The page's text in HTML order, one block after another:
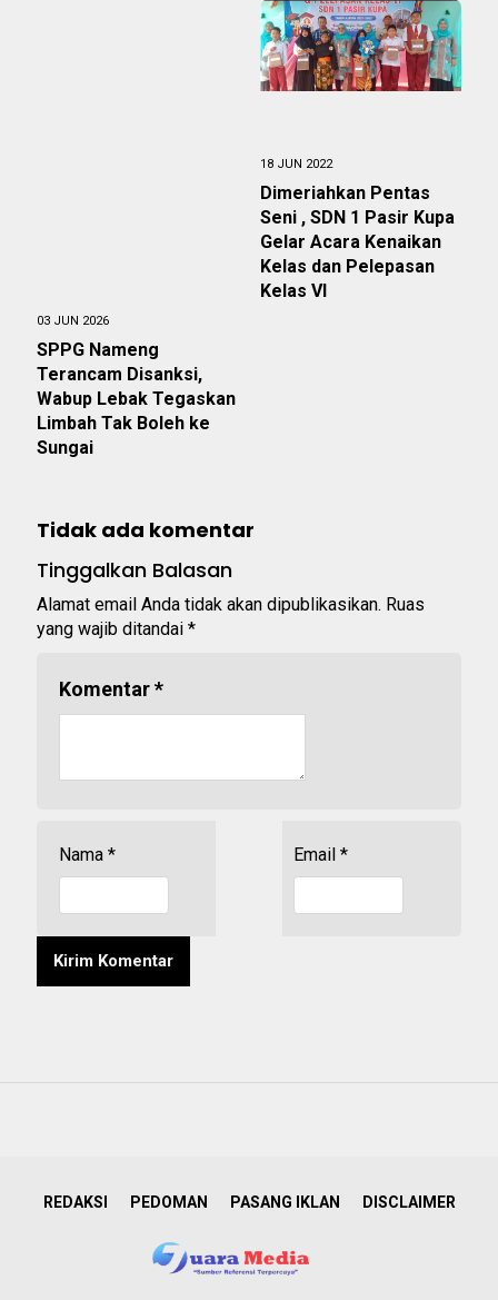
03 JUN 2026
SPPG Nameng
Terancam Disanksi,
Wabup Lebak Tegaskan
Limbah Tak Boleh ke
Sungai
18 JUN 2022
Dimeriahkan Pentas
Seni , SDN 1 Pasir Kupa
Gelar Acara Kenaikan
Kelas dan Pelepasan
Kelas VI
Tidak ada komentar
Tinggalkan Balasan
Alamat email Anda tidak akan dipublikasikan. Ruas
yang wajib ditandai *
Komentar*
Nama * Email *
REDAKSI PEDOMAN PASANG IKLAN DISCLAIMER